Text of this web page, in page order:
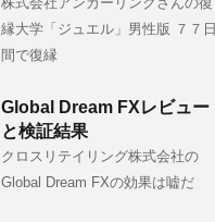
縁大学「ジュエル」男性版 ７７日
間で復縁
Global Dream FXレビュー
と検証結果
クロスリテイリング株式会社の
Global Dream FXの効果は嘘だ